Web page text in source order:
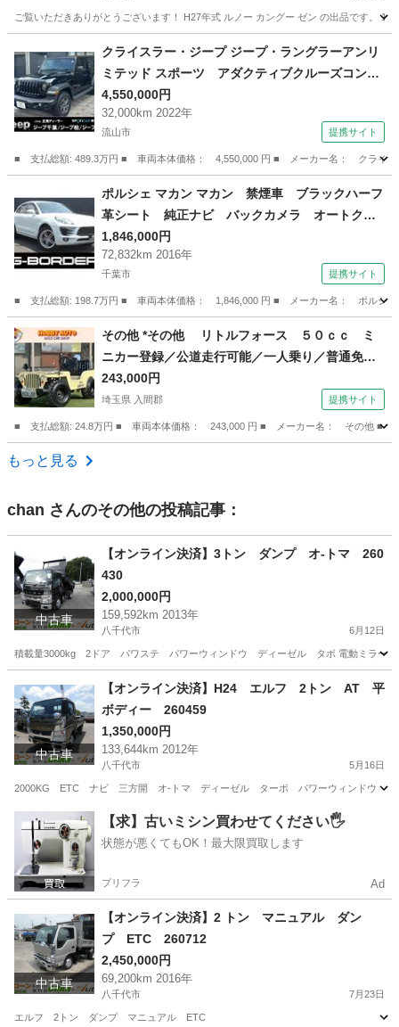
ご覧いただきありがとうございます！ H27年式 ルノー カングー ゼン の出品です。
松戸駅 カングー
クライスラー・ジープ ジープ・ラングラーアンリ
ミテッド スポーツ アダクティブクルーズコント
ロール 衝突被害軽減ブレーキ オートエアコ
ン パートタイム４ＷＤ ＵＳＢ ドラレコ サ
イドモニター ミュージックプレイヤー接続可
Ｂｌｕｅｔｏｏｔｈ （検9.6）
4,550,000円
32,000km 2022年
流山市 提携サイト
■ 支払総額: 489.3万円 ■ 車両本体価格： 4,550,000 円 ■ メーカー名： クライ
その他
ポルシェ マカン マカン 禁煙車 ブラックハーフ
革シート 純正ナビ バックカメラ オートクル
ーズコントロール 衝突軽減ブレーキ ＬＥＤヘ
ッドライト クリアランスソナー 電動リアゲー
ト パワーシート オートライト ベンチシート
（検9.12）
1,846,000円
72,832km 2016年
千葉市 提携サイト
■ 支払総額: 198.7万円 ■ 車両本体価格： 1,846,000 円 ■ メーカー名： ポル
千葉 千葉市 その他
その他 *その他 リトルフォース ５０ｃｃ ミ
ニカー登録／公道走行可能／一人乗り／普通免許
運転ＯＫ／ （なし）
243,000円
埼玉県 入間郡 提携サイト
■ 支払総額: 24.8万円 ■ 車両本体価格： 243,000 円 ■ メーカー名： その他 ■
埼玉 入間郡
もっと見る
chan さんのその他の投稿記事：
中古車
【オンライン決済】3トン ダンプ オ-トマ 260
430
2,000,000円
159,592km 2013年
八千代市 6月12日
積載量3000kg 2ドア パワステ パワーウィンドウ ディーゼル タボ 電動ミラー
三菱
中古車
【オンライン決済】H24 エルフ 2トン AT 平
ボディー 260459
1,350,000円
133,644km 2012年
八千代市 5月16日
2000KG ETC ナビ 三方開 オ-トマ ディーゼル ターボ パワーウィンドウ
千葉 八千代市 その他 エルフ
【求】古いミシン買わせてください🖐️
状態が悪くてもOK！最大限買取します
プリフラ Ad
中古車
【オンライン決済】2 トン マニュアル ダン
プ ETC 260712
2,450,000円
69,200km 2016年
八千代市 7月23日
エルフ 2トン ダンプ マニュアル ETC